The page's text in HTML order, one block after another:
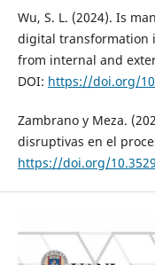
Wu, S. L. (2024). Is
digital transformation
from internal and
DOI: https://doi.org/
Zambrano y Meza.
disruptivas en el
https://doi.org/